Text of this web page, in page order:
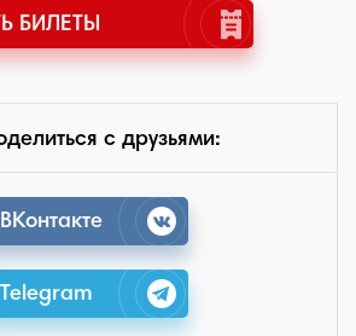
БИЛЕТЫ
с друзьями:
ВКонтакте
Telegram